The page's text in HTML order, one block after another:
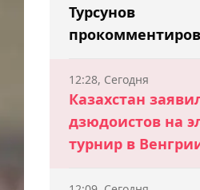
Турсунов
Монреале
Казахстан
дзюдоистов на
турнир в
12:28, Сегодня